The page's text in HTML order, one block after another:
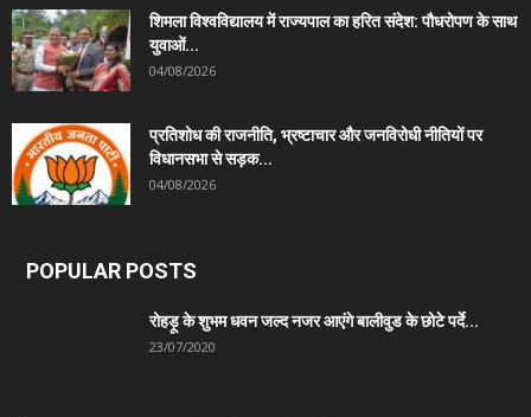
शिमला विश्वविद्यालय में राज्यपाल का हरित संदेश: पौधरोपण के साथ
युवाओं...
04/08/2026
प्रतिशोध की राजनीति, भ्रष्टाचार और जनविरोधी नीतियों पर
विधानसभा से सड़क...
04/08/2026
POPULAR POSTS
रोहड़ू के शुभम धवन जल्द नजर आएंगे बालीवुड के छोटे पर्दे...
23/07/2020